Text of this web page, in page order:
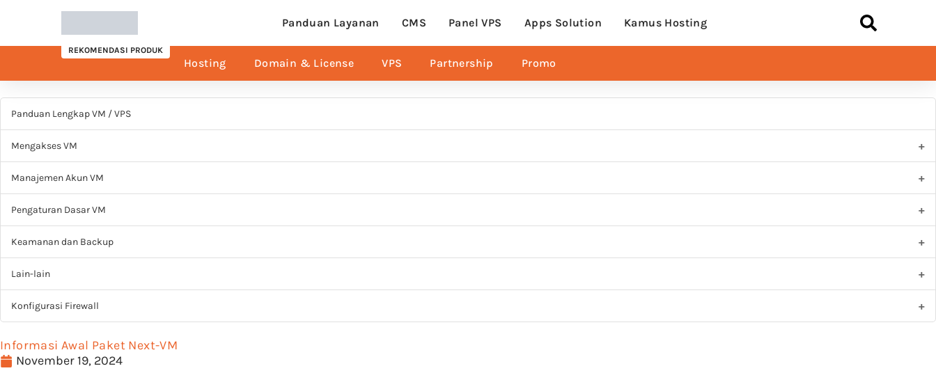
Panduan Layanan CMS Panel VPS Apps Solution Kamus Hosting
REKOMENDASI PRODUK
Hosting Domain & License VPS Partnership Promo
Panduan Lengkap VM / VPS
Mengakses VM
Manajemen Akun VM
Pengaturan Dasar VM
Keamanan dan Backup
Lain-lain
Konfigurasi Firewall
Informasi Awal Paket Next-VM
November 19, 2024